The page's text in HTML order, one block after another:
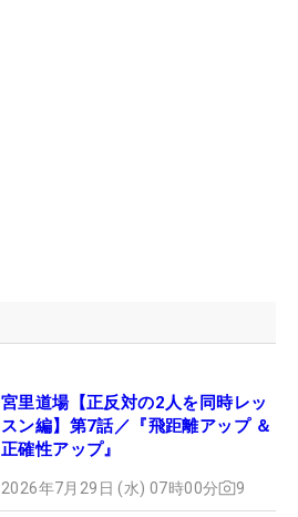
宮里道場【正反対の2人を同時レッ
スン編】第7話／『飛距離アップ ＆
正確性アップ』
2026年7月29日 (水) 07時00分 9